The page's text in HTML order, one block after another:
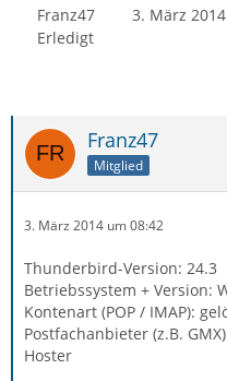
Franz47 3. März
Erledigt
Franz47
Mitglied
3. März 2014 um 08:42
Thunderbird-Version: 24.3
Betriebssystem + Version:
Kontenart (POP / IMAP):
Postfachanbieter (z.B.
Hoster